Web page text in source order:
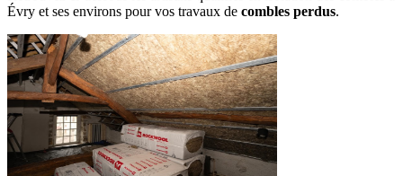
Évry et ses environs pour vos travaux de combles perdus.